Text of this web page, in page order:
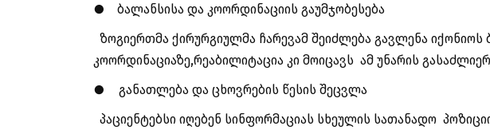
● ბალანსისა და კოორდინაციის გაუმჯობესება
ზოგიერთმა ქირურგიულმა ჩარევამ შეიძლება გავლენა იქონიოს
კოორდინაციაზე,რეაბილიტაცია კი მოიცავს ამ უნარის
●
განათლება და ცხოვრების წესის შეცვლა
პაციენტებსი იღებენ სინფორმაციას სხეულის სათანადო